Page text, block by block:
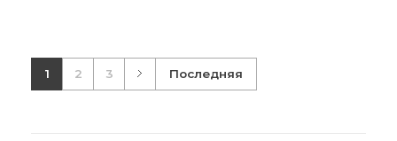
1 2 3 Последняя